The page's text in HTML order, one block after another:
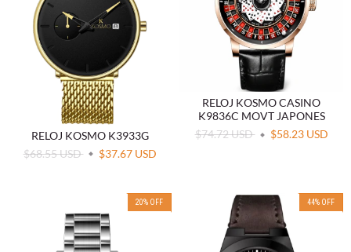
RELOJ KOSMO K3933G
$68.55 USD
$37.67 USD
RELOJ KOSMO CASINO
K9836C MOVT JAPONES
$74.72 USD
$58.23 USD
20% OFF 44% OFF